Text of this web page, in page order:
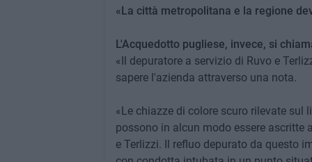
«La città metropolitana e la regione
L'Acquedotto pugliese, invece, si
«Il depuratore a servizio di Ruvo e
sapere l'azienda attraverso una nota.
«Le chiazze di colore scuro rilevate sul
possono in alcun modo essere ascritte
e Terlizzi. Il refluo depurato da questo